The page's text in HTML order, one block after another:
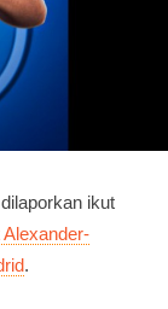
ikut
Alexander-
.